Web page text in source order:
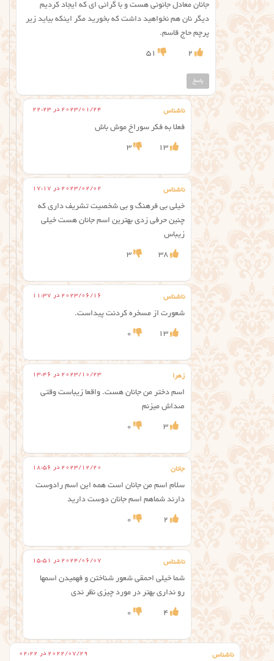
جانان معادل جانونی هست و با گرانی ای که ایجاد کردیم
دیگر نان هم نخواهید داشت که بخورید مگر اینکه بیاید زیر
پرچم حاج قاسم.
2
51
پاسخ
ناشناس 2023/01/24 در 22:23
فعلا به فکر سوراخ موش باش
13
3
ناشناس 2023/02/02 در 17:17
خیلی بی فرهنگ و بی شخصیت تشریف داری که
چنین حرفی زدی بهترین اسم جانان هست خیلی
زیباس
38
3
ناشناس 2023/06/16 در 11:37
شعورت از مسخره کردنت پیداست.
13
0
زهرا 2023/10/23 در 13:46
اسم دختر من جانان هست. واقعا زیباست وقتی
صداش میزنم
3
0
جانان 2023/12/20 در 18:56
سلام اسم من جانان است همه این اسم رادوست
دارند شماهم اسم جانان دوست دارید
2
0
ناشناس 2024/06/07 در 15:51
شما خیلی احمقی شعور شناختن و فهمیدن اسمها
رو نداری بهتر در مورد چیزی نظر ندی
4
0
ناشناس 2022/07/29 در 02:22